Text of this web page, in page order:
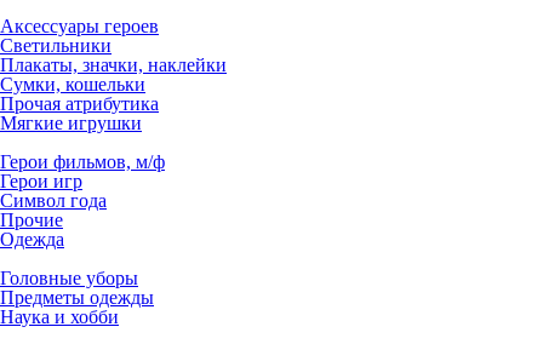
Аксессуары героев
Светильники
Плакаты, значки, наклейки
Сумки, кошельки
Прочая атрибутика
Мягкие игрушки
Герои фильмов, м/ф
Герои игр
Символ года
Прочие
Одежда
Головные уборы
Предметы одежды
Наука и хобби